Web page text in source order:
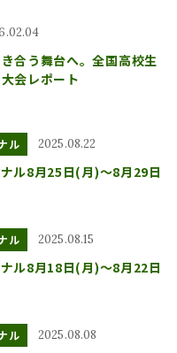
合う舞台へ。全国高校生
会レポート
ル 2025.08.22
ル8月25日(月)～8月29日
ル 2025.08.15
ル8月18日(月)～8月22日
ル 2025.08.08